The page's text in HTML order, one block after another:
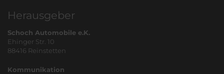
Herausgeber
Schoch Automobile e.K.
Ehinger Str. 10
88416 Reinstetten
Kommunikation